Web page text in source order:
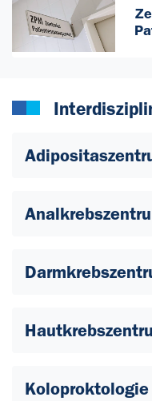
Koloproktologie